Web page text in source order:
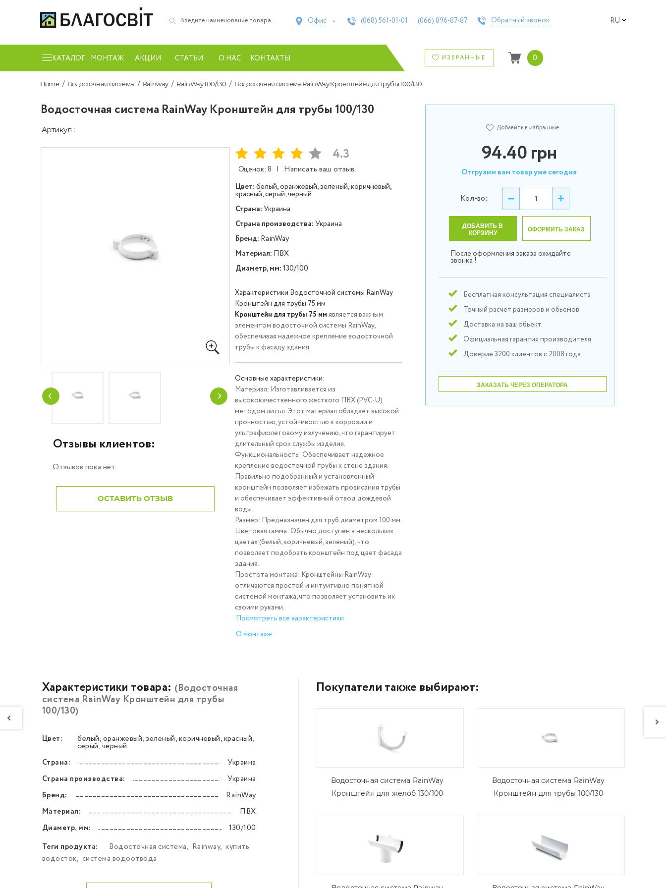
Офис (068) 561-01-01 (066) 896-87-87 Обратный звонок RU
КАТАЛОГ МОНТАЖ АКЦИИ СТАТЬИ О НАС КОНТАКТЫ ИЗБРАННЫЕ 0
Home Водосточная система Rainway RainWay 100/130 Водосточная система RainWay Кронштейн для трубы 100/130
Водосточная система RainWay Кронштейн для трубы 100/130
Артикул :
Отзывы клиентов:
Отзывов пока нет.
ОСТАВИТЬ ОТЗЫВ
4.3
Оценок: 8 | Написать ваш отзыв
Цвет:белый, оранжевый, зеленый, коричневый,
красный, серый, черный
Страна:Украина
Страна производства:Украина
Бренд: RainWay
Материал: ПВХ
Диаметр, мм:130/100
Характеристики Водосточной системы RainWay
Кронштейн для трубы 75 мм
Кронштейн для трубы 75 мм является важным
элементом водосточной системы RainWay,
обеспечивая надежное крепление водосточной
трубы к фасаду здания.
Основные характеристики:
Материал: Изготавливается из
высококачественного жесткого ПВХ (PVC-U)
методом литья. Этот материал обладает высокой
прочностью, устойчивостью к коррозии и
ультрафиолетовому излучению, что гарантирует
длительный срок службы изделия.
Функциональность: Обеспечивает надежное
крепление водосточной трубы к стене здания.
Правильно подобранный и установленный
кронштейн позволяет избежать провисания трубы
и обеспечивает эффективный отвод дождевой
воды.
Размер: Предназначен для труб диаметром 100 мм.
Цветовая гамма: Обычно доступен в нескольких
цветах (белый, коричневый, зеленый), что
позволяет подобрать кронштейн под цвет фасада
здания.
Простота монтажа: Кронштейны RainWay
отличаются простой и интуитивно понятной
системой монтажа, что позволяет установить их
своими руками.
Посмотреть все характеристики
О монтаже
Добавить в избранные
94.40грн
Отгрузим вам товар уже сегодня
Кол-во: – +
ДОБАВИТЬ В
КОРЗИНУ
ОФОРМИТЬ ЗАКАЗ
После оформления заказа ожидайте
звонка !
Бесплатная консультация специалиста
Точный расчет размеров и обьемов
Доставка на ваш обьект
Официальная гарантия производителя
Доверие 3200 клиентов с 2008 года
ЗАКАЗАТЬ ЧЕРЕЗ ОПЕРАТОРА
Характеристики товара: (Водосточная
система RainWay Кронштейн для трубы
100/130)
Цвет:
–––––––––––––––––––––––––––––––––––––––––––––
белый, оранжевый, зеленый, коричневый, красный,
серый, черный
Страна:
–––––––––––––––––––––––––––––––––––––––––––––Украина
Страна производства:
–––––––––––––––––––––––––––––––––––––––––––––Украина
Бренд:
–––––––––––––––––––––––––––––––––––––––––––––RainWay
Материал:
–––––––––––––––––––––––––––––––––––––––––––––
ПВХ
Диаметр, мм:
–––––––––––––––––––––––––––––––––––––––––––––130/100
Теги продукта:
Водосточная система, Rainway, купить
водосток, система водоотвода
Покупатели также выбирают:
Водосточная система RainWay
Кронштейн для желоб 130/100
Водосточная система RainWay
Кронштейн для трубы 100/130